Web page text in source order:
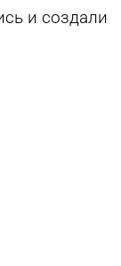
и создали